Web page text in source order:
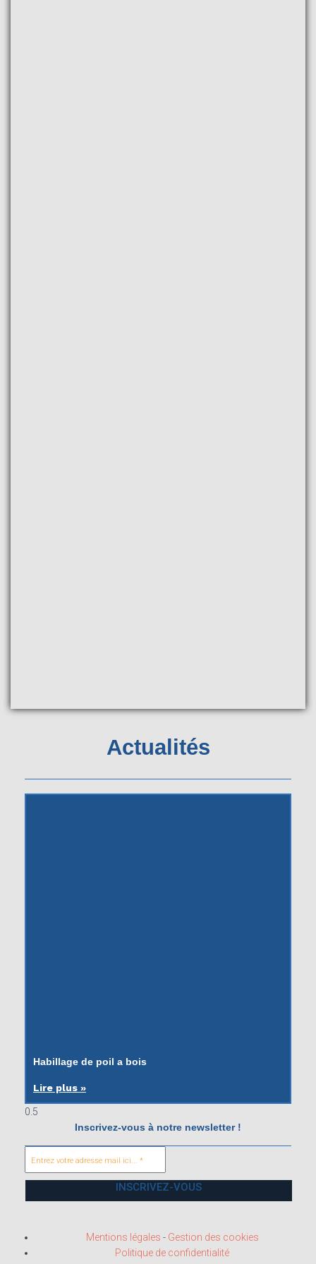
Actualités
Habillage de poil a bois
Lire plus »
Inscrivez-vous à notre newsletter !
Mentions légales - Gestion des cookies
Politique de confidentialité